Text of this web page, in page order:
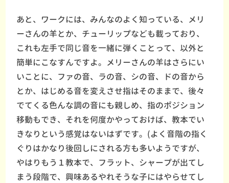
あと、ワークには、みんなのよく知っている、メリ
ーさんの羊とか、チューリップなども載っており、
これも左手で同じ音を一緒に弾くことって、以外と
簡単にこなすんですよ。メリーさんの羊はさらにい
いことに、ファの音、ラの音、シの音、ドの音から
とか、はじめる音を変えさせ指はそのままで、後々
でてくる色んな調の音にも親しめ、指のポジション
移動もでき、それを何度かやっておけば、教本でい
きなりという感覚はないはずです。(よく音階の指く
ぐりはかなり後回しにされる方も多いようですが、
やはりもう１教本で、フラット、シャープが出てし
まう段階で、興味あるやれそうな子にはやらせてし